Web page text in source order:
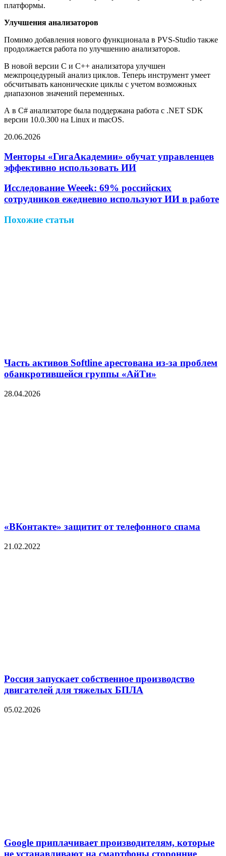
платформы.
Улучшения анализаторов
Помимо добавления нового функционала в PVS-Studio также
продолжается работа по улучшению анализаторов.
В новой версии C и C++ анализатора улучшен
межпроцедурный анализ циклов. Теперь инструмент умеет
обсчитывать канонические циклы с учетом возможных
диапазонов значений переменных.
А в C# анализаторе была поддержана работа с .NET SDK
версии 10.0.300 на Linux и macOS.
20.06.2026
через
электронную
почту
Менторы «ГигаАкадемии» обучат управленцев
эффективно использовать ИИ
Исследование Weeek: 69% российских
сотрудников ежедневно используют ИИ в работе
Похожие статьи
Часть активов Softline арестована из-за проблем
обанкротившейся группы «АйТи»
28.04.2026
«ВКонтакте» защитит от телефонного спама
21.02.2022
Россия запускает собственное производство
двигателей для тяжелых БПЛА
05.02.2026
Google приплачивает производителям, которые
не устанавливают на смартфоны сторонние